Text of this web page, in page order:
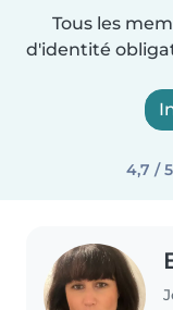
Tous les
d'identité
4,7 / 5